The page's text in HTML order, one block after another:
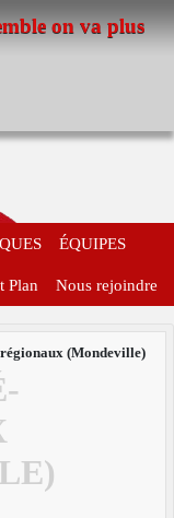
on va plus
ÉQUIPES
Plan Nous rejoindre
(Mondeville)